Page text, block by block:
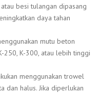
besi tulangan dipasang
daya tahan
mutu beton
250, K-300, atau lebih tinggi
menggunakan trowel
dan halus. Jika diperlukan